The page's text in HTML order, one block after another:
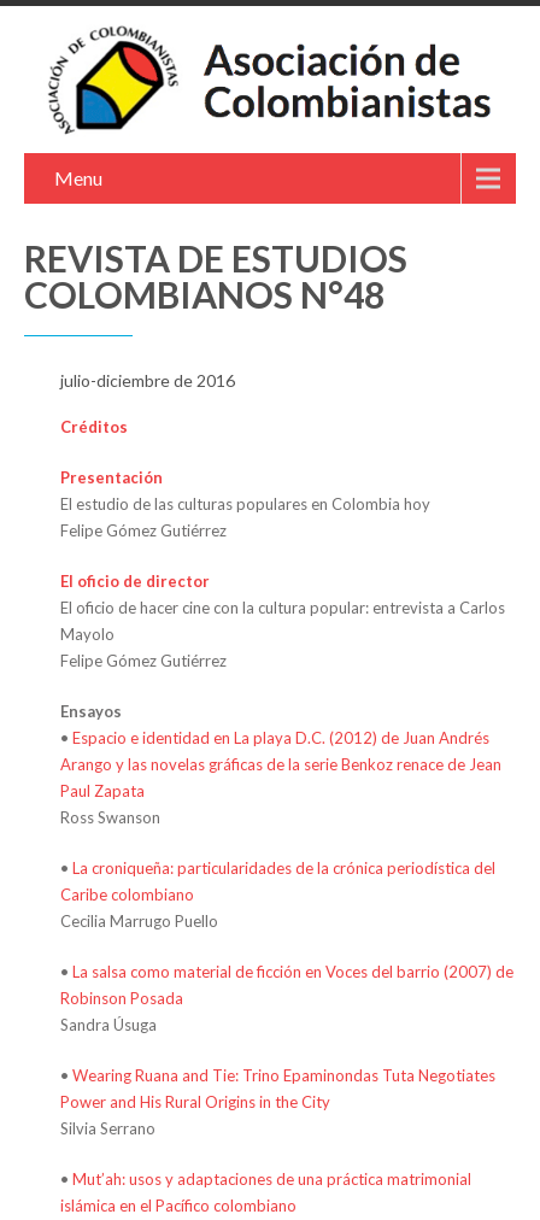
Menu
REVISTA DE ESTUDIOS
COLOMBIANOS N°48
julio-diciembre de 2016
Créditos
Presentación
El estudio de las culturas populares en Colombia hoy
Felipe Gómez Gutiérrez
El oficio de director
El oficio de hacer cine con la cultura popular: entrevista a Carlos
Mayolo
Felipe Gómez Gutiérrez
Ensayos
• Espacio e identidad en La playa D.C. (2012) de Juan Andrés
Arango y las novelas gráficas de la serie Benkoz renace de Jean
Paul Zapata
Ross Swanson
• La croniqueña: particularidades de la crónica periodística del
Caribe colombiano
Cecilia Marrugo Puello
• La salsa como material de ficción en Voces del barrio (2007) de
Robinson Posada
Sandra Úsuga
• Wearing Ruana and Tie: Trino Epaminondas Tuta Negotiates
Power and His Rural Origins in the City
Silvia Serrano
• Mut’ah: usos y adaptaciones de una práctica matrimonial
islámica en el Pacífico colombiano